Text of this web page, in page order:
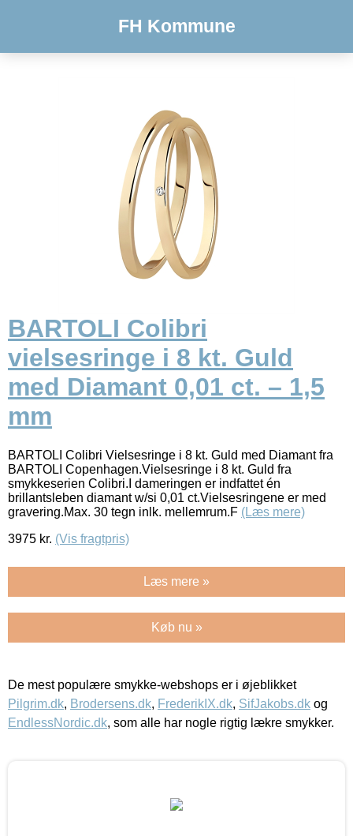
FH Kommune
BARTOLI Colibri
vielsesringe i 8 kt. Guld
med Diamant 0,01 ct. – 1,5
mm
BARTOLI Colibri Vielsesringe i 8 kt. Guld med Diamant fra
BARTOLI Copenhagen.Vielsesringe i 8 kt. Guld fra
smykkeserien Colibri.I dameringen er indfattet én
brillantsleben diamant w/si 0,01 ct.Vielsesringene er med
gravering.Max. 30 tegn inlk. mellemrum.F (Læs mere)
3975 kr. (Vis fragtpris)
Læs mere »
Køb nu »
De mest populære smykke-webshops er i øjeblikket
Pilgrim.dk, Brodersens.dk, FrederikIX.dk, SifJakobs.dk og
EndlessNordic.dk, som alle har nogle rigtig lækre smykker.